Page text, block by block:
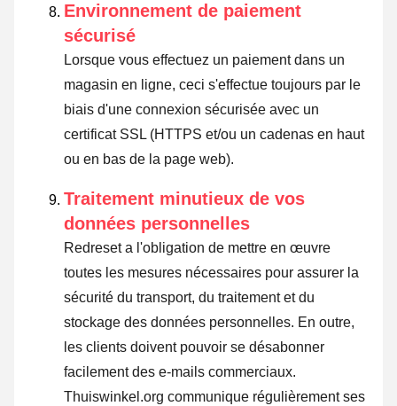
Environnement de paiement
sécurisé
Lorsque vous effectuez un paiement dans un
magasin en ligne, ceci s'effectue toujours par le
biais d'une connexion sécurisée avec un
certificat SSL (HTTPS et/ou un cadenas en haut
ou en bas de la page web).
Traitement minutieux de vos
données personnelles
Redreset a l'obligation de mettre en œuvre
toutes les mesures nécessaires pour assurer la
sécurité du transport, du traitement et du
stockage des données personnelles. En outre,
les clients doivent pouvoir se désabonner
facilement des e-mails commerciaux.
Thuiswinkel.org communique régulièrement ses